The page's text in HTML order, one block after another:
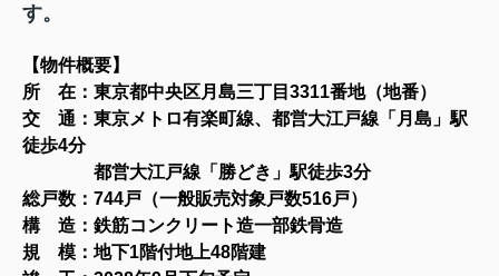
す。
【物件概要】
所 在：東京都中央区月島三丁目3311番地（地番）
交 通：東京メトロ有楽町線、都営大江戸線「月島」駅
徒歩4分
都営大江戸線「勝どき」駅徒歩3分
総戸数：744戸（一般販売対象戸数516戸）
構 造：鉄筋コンクリート造一部鉄骨造
規 模：地下1階付地上48階建